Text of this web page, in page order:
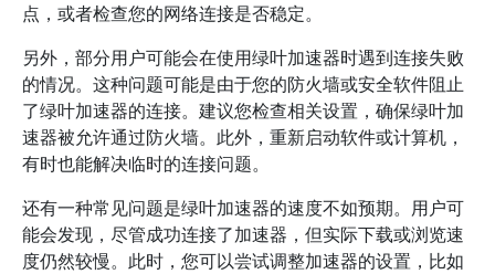
点，或者检查您的网络连接是否稳定。
另外，部分用户可能会在使用绿叶加速器时遇到连接失败
的情况。这种问题可能是由于您的防火墙或安全软件阻止
了绿叶加速器的连接。建议您检查相关设置，确保绿叶加
速器被允许通过防火墙。此外，重新启动软件或计算机，
有时也能解决临时的连接问题。
还有一种常见问题是绿叶加速器的速度不如预期。用户可
能会发现，尽管成功连接了加速器，但实际下载或浏览速
度仍然较慢。此时，您可以尝试调整加速器的设置，比如